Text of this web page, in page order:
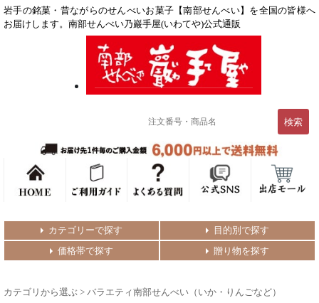
岩手の銘菓・昔ながらのせんべいお菓子【南部せんべい】を全国の皆様へ
お届けします。南部せんべい乃巖手屋(いわてや)公式通販
カテゴリーで探す
目的別で探す
価格帯で探す
贈り物を探す
カテゴリから選ぶ > バラエティ南部せんべい（いか・りんごなど）